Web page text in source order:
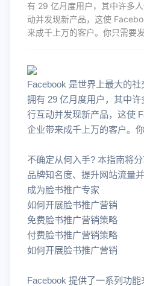
有 29 亿月度用户，其中许多
动并发现新产品，这使
来成千上万的客户。你只需要
Facebook 是世界上最大的
拥有 29 亿月度用户，其中
行互动并发现新产品，这使
企业带来成千上万的客户。
不确定从何入手? 本指南将
品牌知名度、提升网站流量并
成为脸书推广专家
如何开展脸书推广营销
免费脸书推广营销策略
付费脸书推广营销策略
如何开展脸书推广营销
Facebook 提供了一系列功